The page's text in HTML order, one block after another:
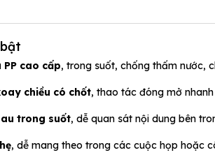
PP cao cấp, trong suốt, chống thấm nước,
chiều có chốt, thao tác đóng mở
trong suốt, dễ quan sát nội dung bên
, dễ mang theo trong các cuộc họp hoặc